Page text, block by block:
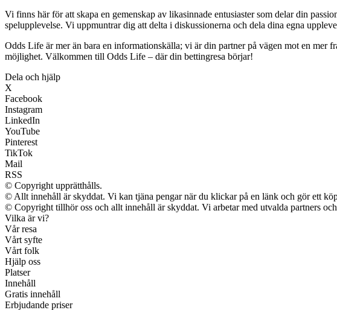
Vi finns här för att skapa en gemenskap av likasinnade entusiaster som delar din
spelupplevelse. Vi uppmuntrar dig att delta i diskussionerna och dela dina egna
Odds Life är mer än bara en informationskälla; vi är din partner på vägen mot en mer
möjlighet. Välkommen till Odds Life – där din bettingresa börjar!
Dela och hjälp
X
Facebook
Instagram
LinkedIn
YouTube
Pinterest
TikTok
Mail
RSS
© Copyright upprätthålls.
© Allt innehåll är skyddat. Vi kan tjäna pengar när du klickar på en länk och gör ett
© Copyright tillhör oss och allt innehåll är skyddat. Vi arbetar med utvalda partners
Vilka är vi?
Vår resa
Vårt syfte
Vårt folk
Hjälp oss
Platser
Innehåll
Gratis innehåll
Erbjudande priser